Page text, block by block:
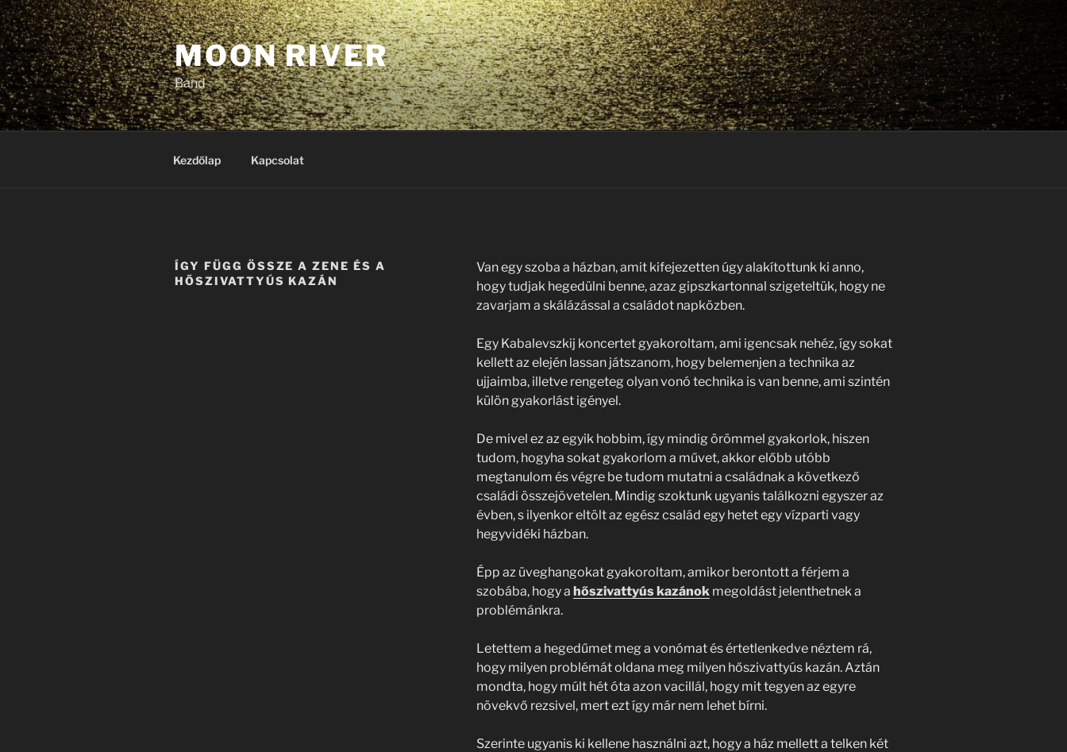
Tartalomhoz
MOON RIVER
Band
Kezdőlap Kapcsolat
ÍGY FÜGG ÖSSZE A ZENE ÉS A
HŐSZIVATTYÚS KAZÁN
Van egy szoba a házban, amit kifejezetten úgy alakítottunk ki anno,
hogy tudjak hegedülni benne, azaz gipszkartonnal szigeteltük, hogy ne
zavarjam a skálázással a családot napközben.
Egy Kabalevszkij koncertet gyakoroltam, ami igencsak nehéz, így sokat
kellett az elején lassan játszanom, hogy belemenjen a technika az
ujjaimba, illetve rengeteg olyan vonó technika is van benne, ami szintén
külön gyakorlást igényel.
De mivel ez az egyik hobbim, így mindig örömmel gyakorlok, hiszen
tudom, hogyha sokat gyakorlom a művet, akkor előbb utóbb
megtanulom és végre be tudom mutatni a családnak a következő
családi összejövetelen. Mindig szoktunk ugyanis találkozni egyszer az
évben, s ilyenkor eltölt az egész család egy hetet egy vízparti vagy
hegyvidéki házban.
Épp az üveghangokat gyakoroltam, amikor berontott a férjem a
szobába, hogy a hőszivattyús kazánokmegoldást jelenthetnek a
problémánkra.
Letettem a hegedűmet meg a vonómat és értetlenkedve néztem rá,
hogy milyen problémát oldana meg milyen hőszivattyús kazán. Aztán
mondta, hogy múlt hét óta azon vacillál, hogy mit tegyen az egyre
növekvő rezsivel, mert ezt így már nem lehet bírni.
Szerinte ugyanis ki kellene használni azt, hogy a ház mellett a telken két